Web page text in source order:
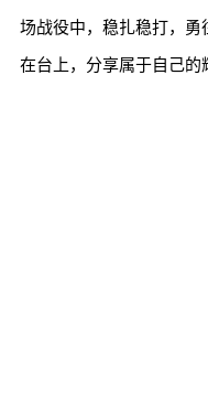
场战役中，稳扎稳打，
在台上，分享属于自己的